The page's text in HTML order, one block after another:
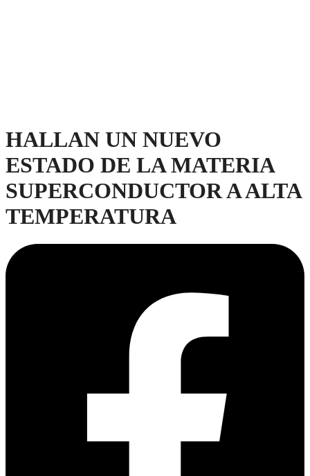
HALLAN UN NUEVO
ESTADO DE LA MATERIA
SUPERCONDUCTOR A ALTA
TEMPERATURA